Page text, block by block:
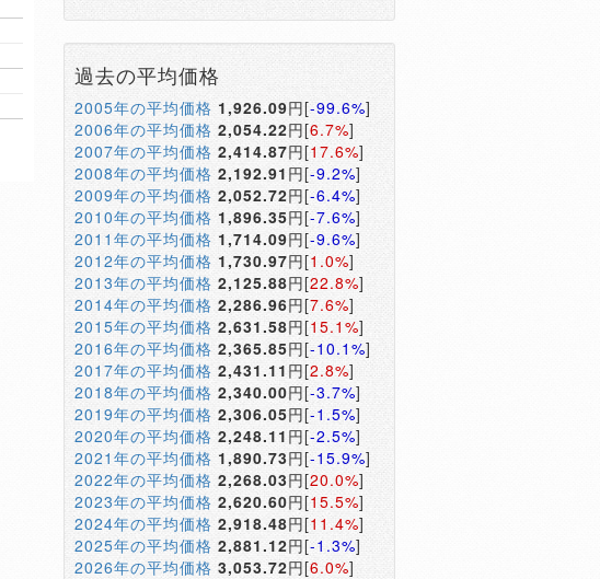
過去の平均価格
2005年の平均価格 1,926.09円[-99.6%]
2006年の平均価格 2,054.22円[6.7%]
2007年の平均価格 2,414.87円[17.6%]
2008年の平均価格 2,192.91 円[-9.2%]
2009年の平均価格 2,052.72円[-6.4%]
2010年の平均価格 1,896.35円[-7.6%]
2011年の平均価格 1,714.09円[-9.6%]
2012年の平均価格 1,730.97円[1.0%]
2013年の平均価格 2,125.88円[22.8%]
2014年の平均価格 2,286.96円[7.6%]
2015年の平均価格 2,631.58円[15.1%]
2016年の平均価格 2,365.85円[-10.1%]
2017年の平均価格 2,431.11 円[2.8%]
2018年の平均価格 2,340.00円[-3.7%]
2019年の平均価格 2,306.05円[-1.5%]
2020年の平均価格 2,248.11 円[-2.5%]
2021年の平均価格 1,890.73円[-15.9%]
2022年の平均価格 2,268.03円[20.0%]
2023年の平均価格 2,620.60円[15.5%]
2024年の平均価格 2,918.48円[11.4%]
2025年の平均価格 2,881.12円[-1.3%]
2026年の平均価格 3,053.72円[6.0%]